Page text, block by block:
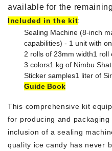
available for the
Included in the kit:
Sealing Machine (8-inch
capabilities) - 1 unit with
2 rolls of 23mm width1 roll
3 colors1 kg of Nimbu
Sticker samples1 liter of
Guide Book
This comprehensive kit
for producing and
inclusion of a sealing
quality ice candy has never